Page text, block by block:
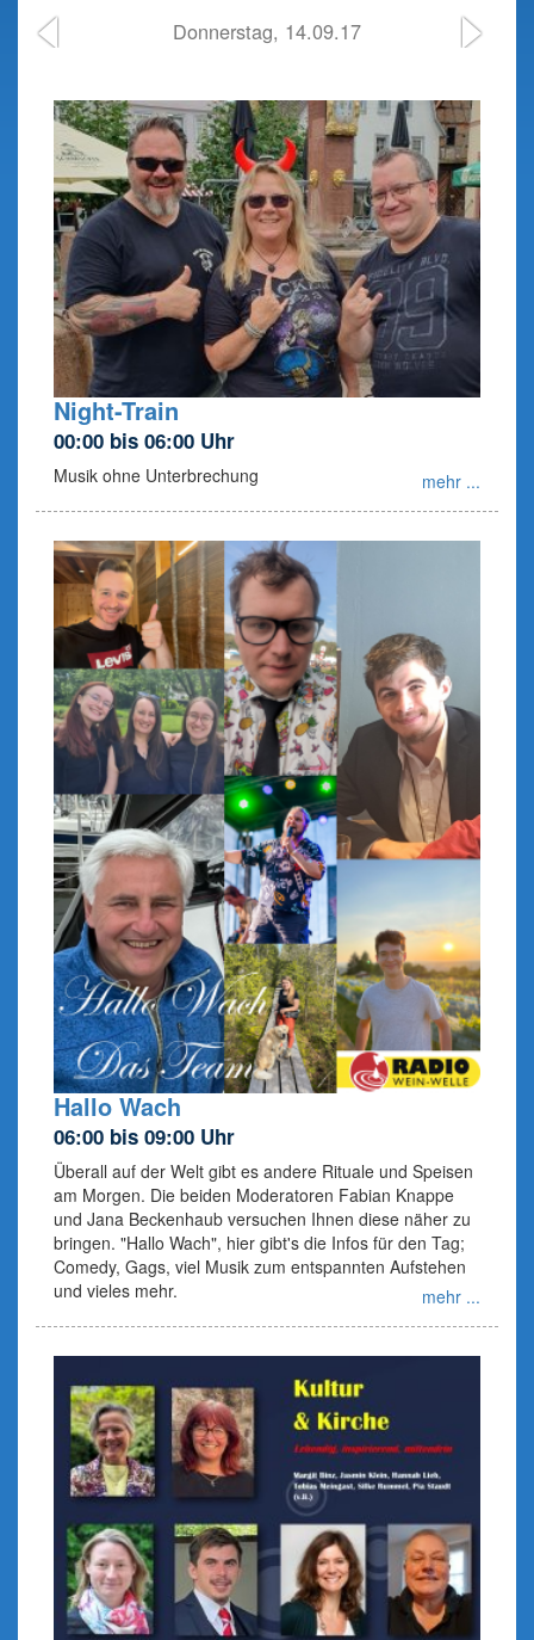
Donnerstag, 14.09.17
Night-Train
00:00 bis 06:00 Uhr
Musik ohne Unterbrechung mehr ...
Hallo Wach
06:00 bis 09:00 Uhr
Überall auf der Welt gibt es andere Rituale und Speisen
am Morgen. Die beiden Moderatoren Fabian Knappe
und Jana Beckenhaub versuchen Ihnen diese näher zu
bringen. "Hallo Wach", hier gibt's die Infos für den Tag;
Comedy, Gags, viel Musik zum entspannten Aufstehen
und vieles mehr.
mehr ...